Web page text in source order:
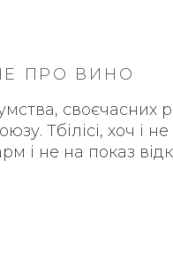
ПРО ВИНО
Тбілісі, хоч і не
і не на показ